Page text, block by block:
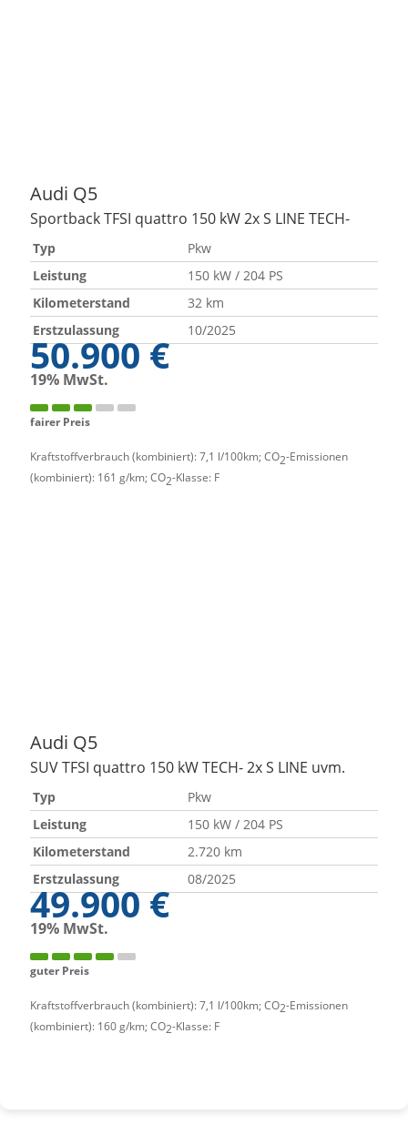
Audi Q5
Sportback TFSI quattro 150 kW 2x S LINE TECH-
Typ
Pkw
Leistung
150 kW / 204 PS
Kilometerstand
32 km
Erstzulassung
10/2025
50.900 €
19% MwSt.
fairer Preis
Kraftstoffverbrauch (kombiniert):7,1 l/100km;CO2-Emissionen
(kombiniert): 161 g/km;CO2-Klasse: F
Audi Q5
SUV TFSI quattro 150 kW TECH- 2x S LINE uvm.
Typ
Pkw
Leistung
150 kW / 204 PS
Kilometerstand
2.720 km
Erstzulassung
08/2025
49.900 €
19% MwSt.
guter Preis
Kraftstoffverbrauch (kombiniert):7,1 l/100km;CO2-Emissionen
(kombiniert): 160 g/km;CO2-Klasse: F